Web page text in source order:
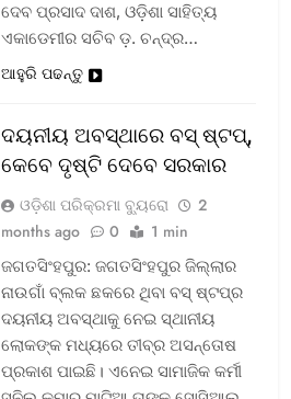
ଦେବ ପ୍ରସାଦ ଦାଶ, ଓଡ଼ିଶା ସାହିତ୍ୟ
ଏକାଡେମୀର ସଚିବ ଡ଼. ଚନ୍ଦ୍ର…
ଆହୁରି ପଢନ୍ତୁ
ଦୟନୀୟ ଅବସ୍ଥାରେ ବସ୍‌ ଷ୍ଟପ୍‌,
କେବେ ଦୃଷ୍ଟି ଦେବେ ସରକାର
ଓଡ଼ିଶା ପରିକ୍ରମା ବ୍ୟୁରୋ
2
months ago
0 1 min
ଜଗତସିଂହପୁର: ଜଗତସିଂହପୁର ଜିଲ୍ଲାର
ନାଉଗାଁ ବ୍ଲକ ଛକରେ ଥିବା ବସ୍‌ ଷ୍ଟପ୍‌ର
ଦୟନୀୟ ଅବସ୍ଥାକୁ ନେଇ ସ୍ଥାନୀୟ
ଲୋକଙ୍କ ମଧ୍ୟରେ ତୀବ୍ର ଅସନ୍ତୋଷ
ପ୍ରକାଶ ପାଇଛି। ଏନେଇ ସାମାଜିକ କର୍ମୀ